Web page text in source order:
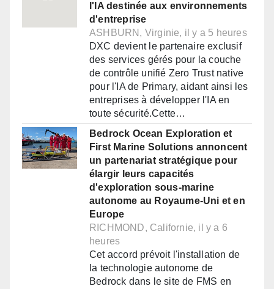
l'IA destinée aux environnements
d'entreprise
ASHBURN, Virginie, il y a 5 heures
DXC devient le partenaire exclusif
des services gérés pour la couche
de contrôle unifié Zero Trust native
pour l'IA de Primary, aidant ainsi les
entreprises à développer l'IA en
toute sécurité.Cette…
Bedrock Ocean Exploration et
First Marine Solutions annoncent
un partenariat stratégique pour
élargir leurs capacités
d'exploration sous-marine
autonome au Royaume-Uni et en
Europe
RICHMOND, Californie, il y a 6
heures
Cet accord prévoit l'installation de
la technologie autonome de
Bedrock dans le site de FMS en